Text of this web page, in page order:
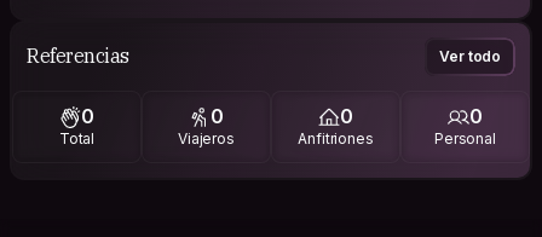
Referencias Ver todo
0
Total
0
Viajeros
0
Anfitriones
0
Personal